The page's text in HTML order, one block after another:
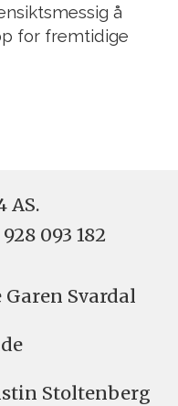
å
for fremtidige
AS.
093 182
Garen Svardal
Stoltenberg